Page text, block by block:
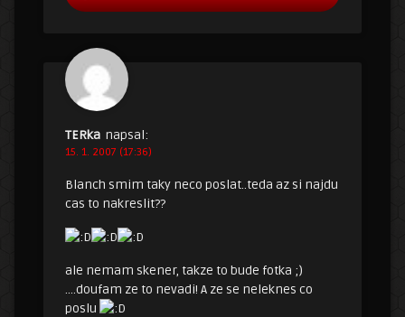
TERka napsal:
15. 1. 2007 (17:36)
Blanch smim taky neco poslat..teda az si najdu
cas to nakreslit??
ale nemam skener, takze to bude fotka ;)
….doufam ze to nevadi! A ze se neleknes co
poslu